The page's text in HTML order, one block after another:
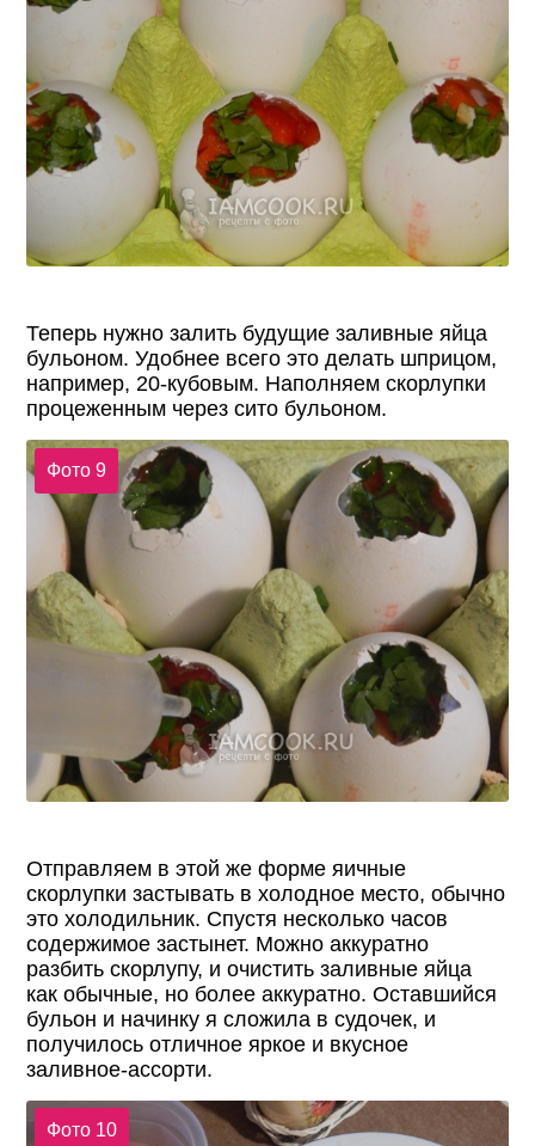
Теперь нужно залить будущие заливные яйца
бульоном. Удобнее всего это делать шприцом,
например, 20-кубовым. Наполняем скорлупки
процеженным через сито бульоном.
Фото 9
Отправляем в этой же форме яичные
скорлупки застывать в холодное место, обычно
это холодильник. Спустя несколько часов
содержимое застынет. Можно аккуратно
разбить скорлупу, и очистить заливные яйца
как обычные, но более аккуратно. Оставшийся
бульон и начинку я сложила в судочек, и
получилось отличное яркое и вкусное
заливное-ассорти.
Фото 10